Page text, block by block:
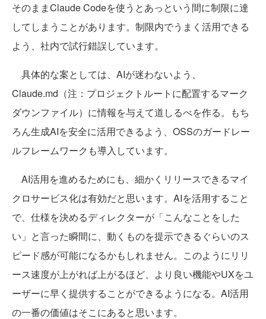
そのままClaude Codeを使うとあっという間に制限に達
してしまうことがあります。制限内でうまく活用できる
よう、社内で試行錯誤しています。
具体的な案としては、AIが迷わないよう、
Claude.md（注：プロジェクトルートに配置するマーク
ダウンファイル）に情報を与えて道しるべを作る。もち
ろん生成AIを安全に活用できるよう、OSSのガードレー
ルフレームワークも導入しています。
AI活用を進めるためにも、細かくリリースできるマイ
クロサービス化は有効だと思います。AIを活用すること
で、仕様を決めるディレクターが「こんなことをした
い」と言った瞬間に、動くものを提示できるぐらいのス
ピード感が可能になるかもしれません。このようにリリ
ース速度が上がれば上がるほど、より良い機能やUXをユ
ーザーに早く提供することができるようになる。AI活用
の一番の価値はそこにあると思います。